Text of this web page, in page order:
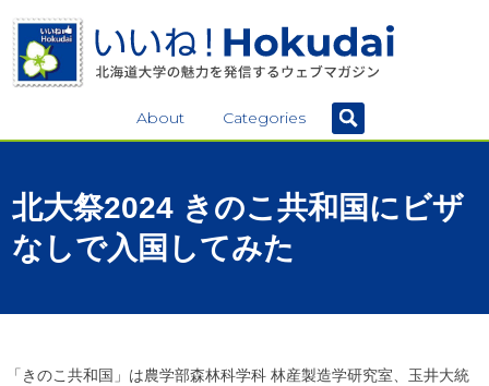
About Categories
北大祭2024 きのこ共和国に ビザ
なしで入国してみた
「 きのこ共和国」は農学部森林科学科 林産製造学研究室、玉井大統